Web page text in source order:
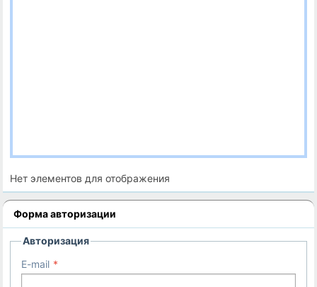
Нет элементов для отображения
Форма авторизации
Авторизация
E-mail